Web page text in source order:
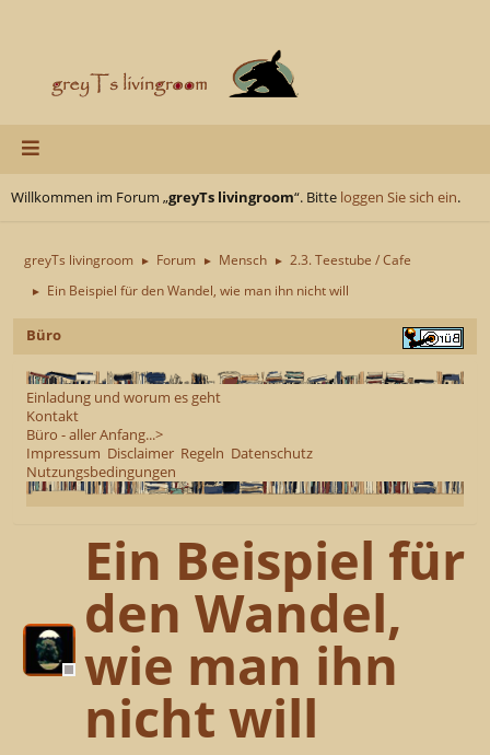
Willkommen im Forum „greyTs livingroom“. Bitte loggen Sie sich ein.
greyTs livingroom ► Forum ► Mensch ► 2.3. Teestube / Cafe
► Ein Beispiel für den Wandel, wie man ihn nicht will
Büro
Einladung und worum es geht
Kontakt
Büro - aller Anfang...>
Impressum Disclaimer Regeln Datenschutz
Nutzungsbedingungen
Ein Beispiel für
den Wandel,
wie man ihn
nicht will